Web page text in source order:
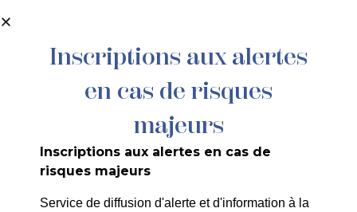
principal
Mme Blanc du Collet Alexia
ULE0V
Inscriptions aux alertes
en cas de risques
majeurs
Inscriptions aux alertes en cas de
risques majeurs
Service de diffusion d'alerte et d'information à la